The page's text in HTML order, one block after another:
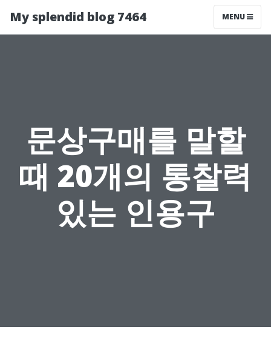
My splendid blog 7464 MENU
문상구매를 말할
때 20개의 통찰력
있는 인용구